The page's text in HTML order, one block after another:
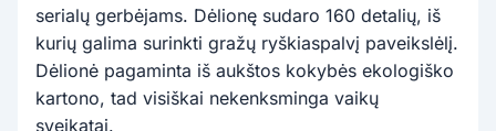
serialų gerbėjams. Dėlionę sudaro 160 detalių, iš
kurių galima surinkti gražų ryškiaspalvį paveikslėlį.
Dėlionė pagaminta iš aukštos kokybės ekologiško
kartono, tad visiškai nekenksminga vaikų
sveikatai.